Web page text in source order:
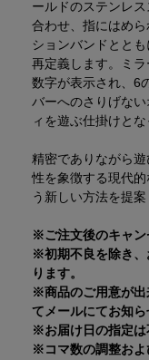
ールドのステンレ
合わせ、指にはめ
ションバンドとと
再定義します。ミ
数字が表示され、6
バーへのさりげな
ィを遊ぶ仕掛けとな
精密でありながら
性を象徴する現代
う新しい方法を提案
※ご注文後のキャン
※初期不良を除き、
ります。
※商品のご用意が出
てメールにてお知ら
※お届け日の指定は
※コマ数の調整およ